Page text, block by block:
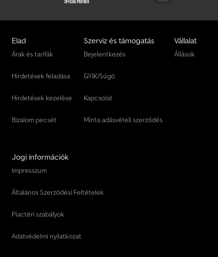
körzetben (Autohaus Möller) Forgalomba helyezés országosan
Jármű okmányok postázása regisztrációhoz (előleg szükséges)
Megjegyzés A képeken feláras tartozékok láthatók
(pótkeréktartó), a súlyadatok felszereltségtől függően
fenntartjuk! Állapot, menetképesség: üzemképes...
Elad
Árak és tarifák
Hirdetések feladása
Hirdetések kezelése
Bizalom pecsét
Szerviz és támogatás
Bejelentkezés
GYIK/Súgó
Kapcsolat
Minta adásvételi szerződés
Vállalat
Állások
Jogi információk
Impresszum
Általános Szerződési Feltételek
Piactéri szabályok
Adatvédelmi nyilatkozat